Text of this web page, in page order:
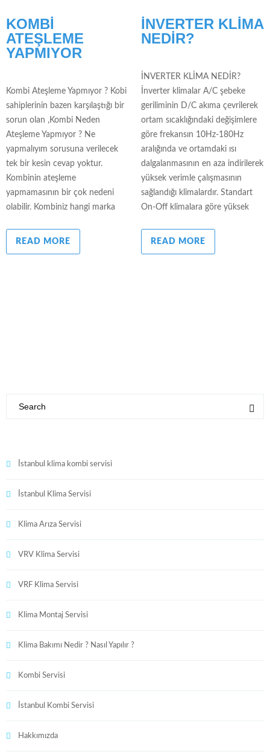
KOMBİ
ATEŞLEME
YAPMIYOR
Kombi Ateşleme Yapmıyor ? Kobi
sahiplerinin bazen karşılaştığı bir
sorun olan ,Kombi Neden
Ateşleme Yapmıyor ? Ne
yapmalıyım sorusuna verilecek
tek bir kesin cevap yoktur.
Kombinin ateşleme
yapmamasının bir çok nedeni
olabilir. Kombiniz hangi marka
READ MORE
İNVERTER KLİMA
NEDİR?
İNVERTER KLİMA NEDİR?
İnverter klimalar A/C şebeke
geriliminin D/C akıma çevrilerek
ortam sıcaklığındaki değişimlere
göre frekansın 10Hz-180Hz
aralığında ve ortamdaki ısı
dalgalanmasının en aza indirilerek
yüksek verimle çalışmasının
sağlandığı klimalardır. Standart
On-Off klimalara göre yüksek
READ MORE
İstanbul klima kombi servisi
İstanbul Klima Servisi
Klima Arıza Servisi
VRV Klima Servisi
VRF Klima Servisi
Klima Montaj Servisi
Klima Bakımı Nedir ? Nasıl Yapılır ?
Kombi Servisi
İstanbul Kombi Servisi
Hakkımızda